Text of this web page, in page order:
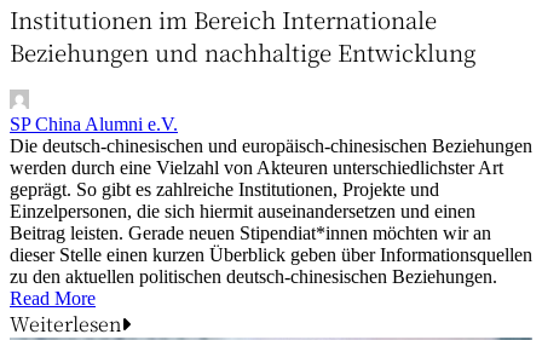
Institutionen im Bereich Internationale
Beziehungen und nachhaltige Entwicklung
SP China Alumni e.V.
Die deutsch-chinesischen und europäisch-chinesischen Beziehungen
werden durch eine Vielzahl von Akteuren unterschiedlichster Art
geprägt. So gibt es zahlreiche Institutionen, Projekte und
Einzelpersonen, die sich hiermit auseinandersetzen und einen
Beitrag leisten. Gerade neuen Stipendiat*innen möchten wir an
dieser Stelle einen kurzen Überblick geben über Informationsquellen
zu den aktuellen politischen deutsch-chinesischen Beziehungen.
Read More
Weiterlesen